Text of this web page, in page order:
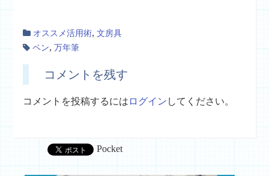
オススメ活用術,文房具
ペン,万年筆
コメントを残す
コメントを投稿するには ログイン してください。
Pocket